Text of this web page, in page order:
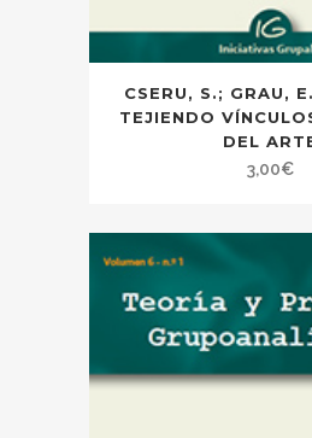
CSERU, S.; GRAU,
TEJIENDO
DEL
3,00€